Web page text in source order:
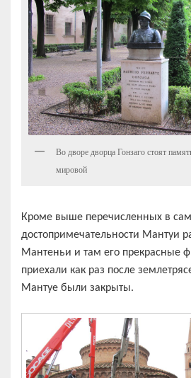
Во дворе дворца Гонзаго стоят
мировой
Кроме выше перечисленных в
достопримечательности Мантуи
Мантеньи и там его прекрасные
приехали как раз после
Мантуе были закрыты.